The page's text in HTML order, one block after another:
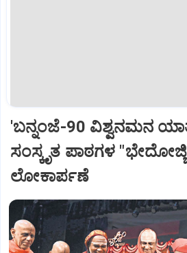
'ಬನ್ನಂಜೆ-90 ವಿಶ್ವನಮನ
ಸಂಸ್ಕೃತ ಪಾಠಗಳ
ಲೋಕಾರ್ಪಣೆ